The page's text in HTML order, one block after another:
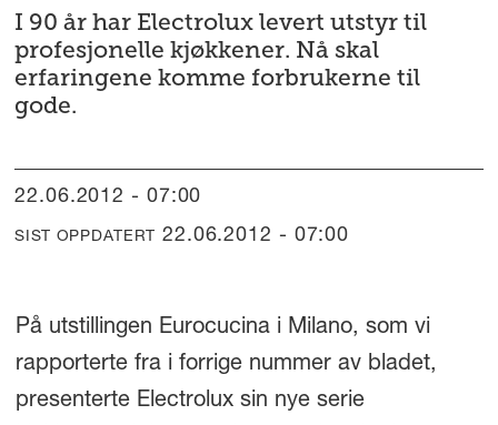
I 90 år har Electrolux levert utstyr til
profesjonelle kjøkkener. Nå skal
erfaringene komme forbrukerne til
gode.
22.06.2012 - 07:00
SIST OPPDATERT 22.06.2012 - 07:00
På utstillingen Eurocucina i Milano, som vi
rapporterte fra i forrige nummer av bladet,
presenterte Electrolux sin nye serie